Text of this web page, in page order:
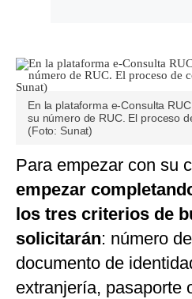
En la plataforma e-Consulta
su número de RUC. El proceso
(Foto: Sunat)
Para empezar con su
empezar
los tres criterios de
solicitarán: número
documento de
extranjería, pasaporte